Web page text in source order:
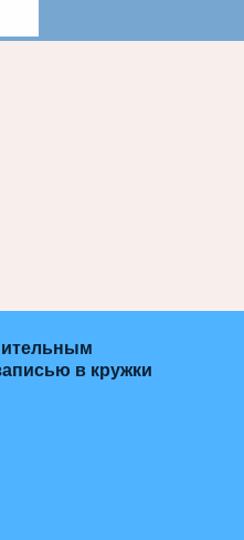
в кружки